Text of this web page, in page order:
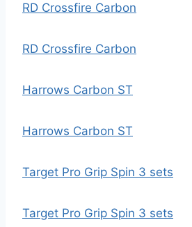
RD Crossfire Carbon
RD Crossfire Carbon
Harrows Carbon ST
Harrows Carbon ST
Target Pro Grip Spin 3 sets
Target Pro Grip Spin 3 sets